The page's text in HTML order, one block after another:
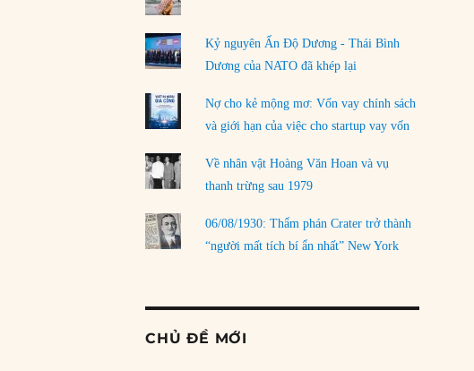
Kỷ nguyên Ấn Độ Dương - Thái Bình
Dương của NATO đã khép lại
Nợ cho kẻ mộng mơ: Vốn vay chính sách
và giới hạn của việc cho startup vay vốn
Về nhân vật Hoàng Văn Hoan và vụ
thanh trừng sau 1979
06/08/1930: Thẩm phán Crater trở thành
“người mất tích bí ẩn nhất” New York
CHỦ ĐỀ MỚI